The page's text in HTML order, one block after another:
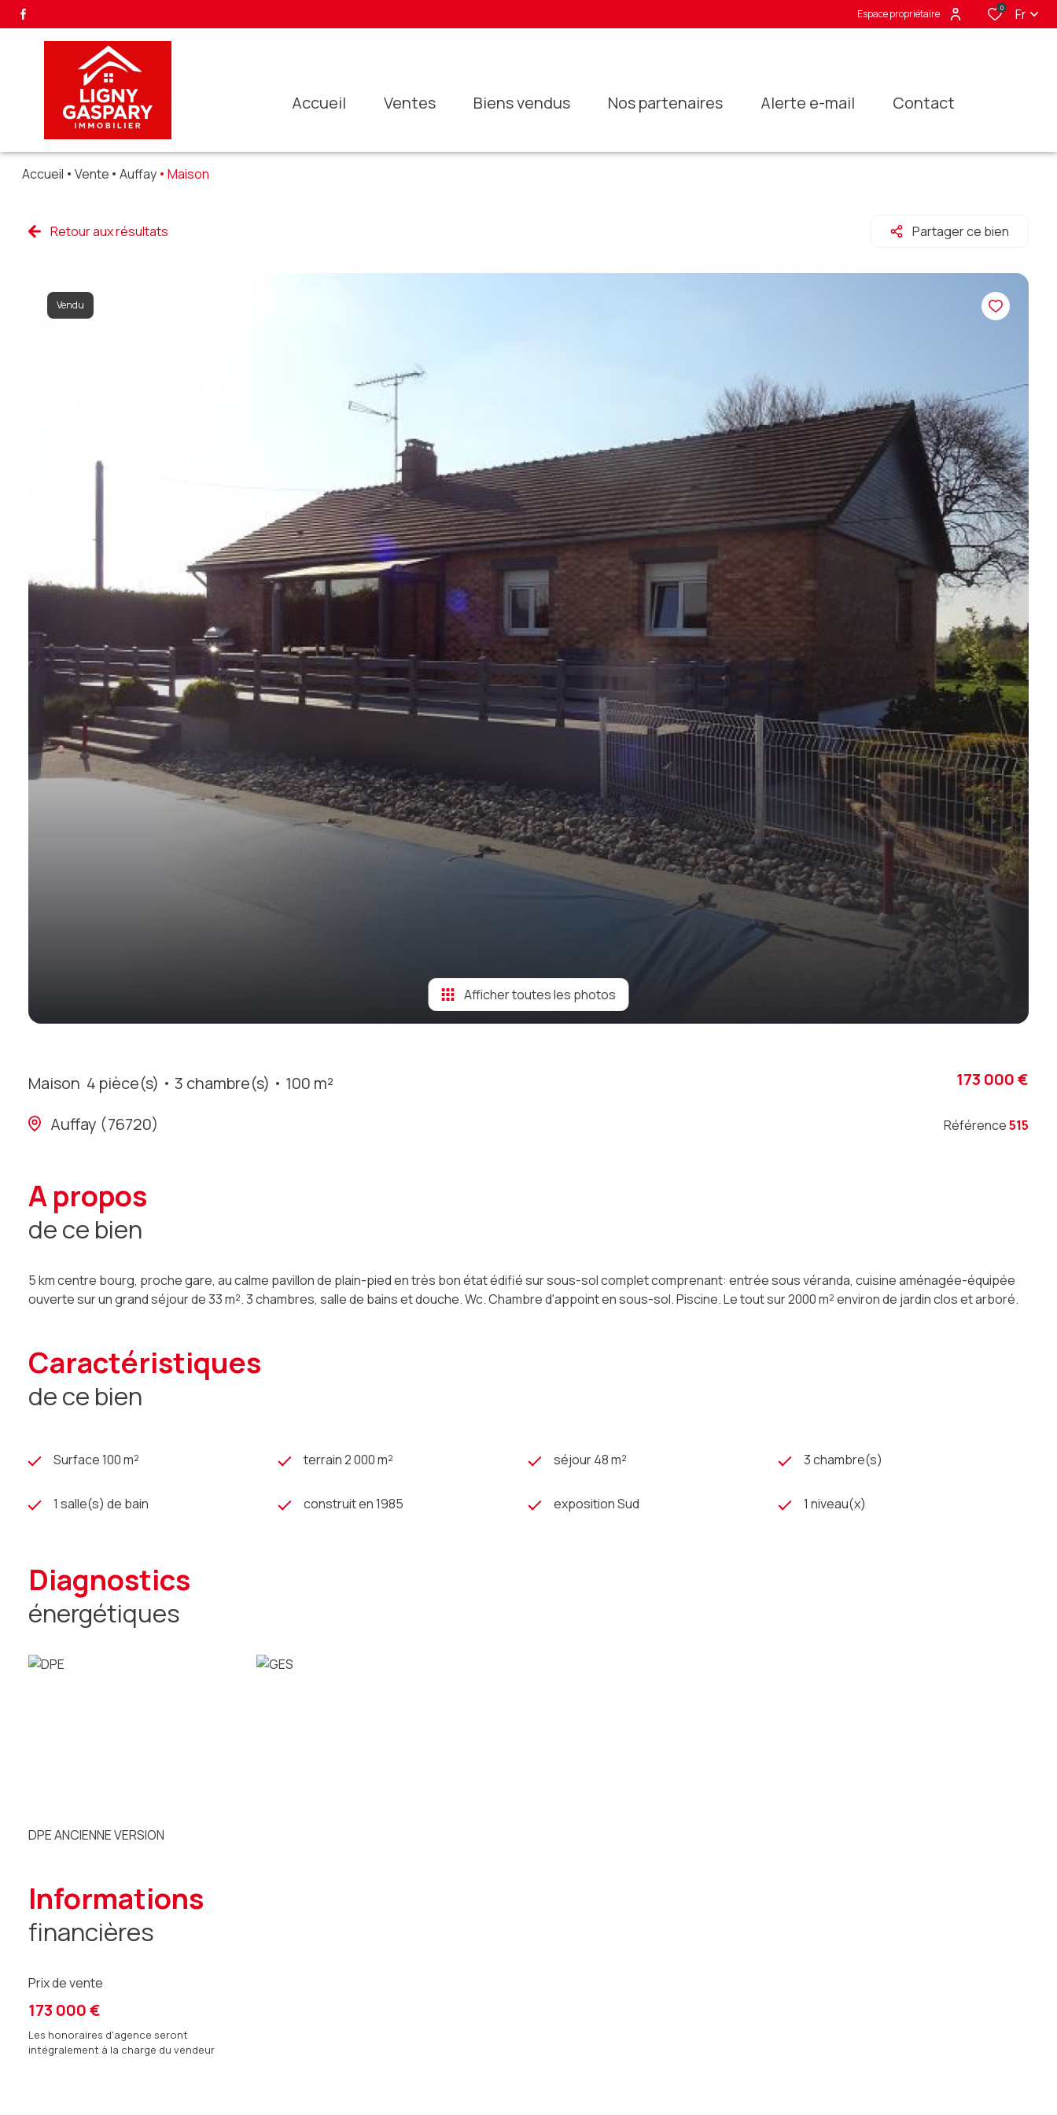
Espace propriétaire 0 Fr
accueil ventes biens vendus nos partenaires alerte e-mail contact
Accueil Vente Auffay Maison
Retour aux résultats Partager ce bien
Vendu
Afficher toutes les photos
Maison 4 pièce(s) 3 chambre(s)
100 m²
Auffay (76720)
173 000 €
Référence515
a propos
de ce bien
5 km centre bourg, proche gare, au calme pavillon de plain-pied en très bon état édifié sur sous-sol complet comprenant: entrée sous véranda, cuisine aménagée-équipée
ouverte sur un grand séjour de 33 m². 3 chambres, salle de bains et douche. Wc. Chambre d'appoint en sous-sol. Piscine. Le tout sur 2000 m² environ de jardin clos et arboré.
caractéristiques
de ce bien
Surface 100 m² terrain 2 000 m² séjour 48 m² 3 chambre(s)
1 salle(s) de bain construit en 1985 exposition Sud 1 niveau(x)
diagnostics
énergétiques
DPE ANCIENNE VERSION
informations
financières
Prix de vente
173 000 €
Les honoraires d'agence seront
intégralement à la charge du vendeur